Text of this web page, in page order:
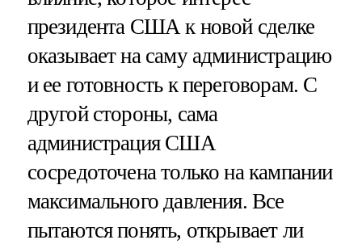
президента США к новой сделке
оказывает на саму администрацию
и ее готовность к переговорам. С
другой стороны, сама
администрация США
сосредоточена только на кампании
максимального давления. Все
пытаются понять, открывает ли